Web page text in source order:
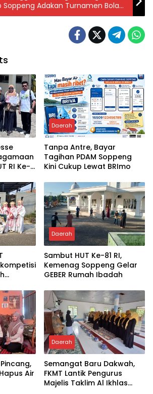
Soppeng Adakan Turnamen Bola
RI Ke-
Daerah
Tanpa Antre, Bayar
Tagihan PDAM Soppeng
Kini Cukup Lewat BRImo
Daerah
Sambut HUT Ke-81 RI,
Kemenag Soppeng Gelar
GEBER Rumah Ibadah
Air
Daerah
Semangat Baru Dakwah,
FKMT Lantik Pengurus
Majelis Taklim Al Ikhlas